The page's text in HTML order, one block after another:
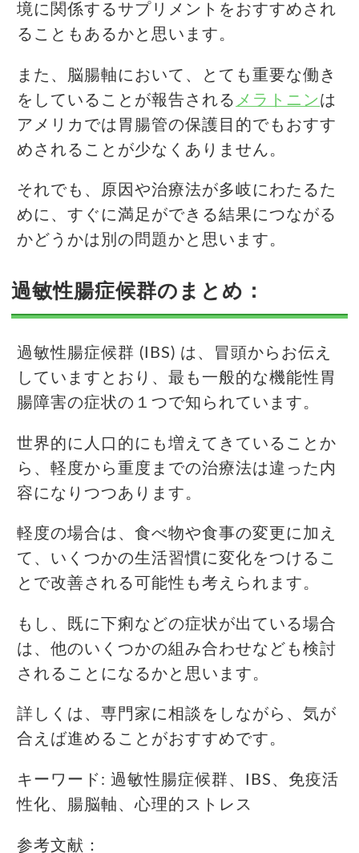
境に関係するサプリメントをおすすめされ
ることもあるかと思います。
また、脳腸軸において、とても重要な働き
をしていることが報告される メラトニン は
アメリカでは胃腸管の保護目的でもおすす
めされることが少なくありません。
それでも、原因や治療法が多岐にわたるた
めに、すぐに満足ができる結果につながる
かどうかは別の問題かと思います。
過敏性腸症候群のまとめ：
過敏性腸症候群 (IBS) は、冒頭からお伝え
していますとおり、最も一般的な機能性胃
腸障害の症状の１つで知られています。
世界的に人口的にも増えてきていることか
ら、軽度から重度までの治療法は違った内
容になりつつあります。
軽度の場合は、食べ物や食事の変更に加え
て、いくつかの生活習慣に変化をつけるこ
とで改善される可能性も考えられます。
もし、既に下痢などの症状が出ている場合
は、他のいくつかの組み合わせなども検討
されることになるかと思います。
詳しくは、専門家に相談をしながら、気が
合えば進めることがおすすめです。
キーワード: 過敏性腸症候群、IBS、免疫活
性化、腸脳軸、心理的ストレス
参考文献：